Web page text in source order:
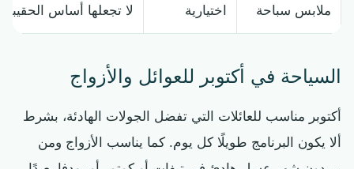
ملابس سباحة اختيارية لا تجعلها أساس
السياحة في أكتوبر للعوائل والأزواج
أكتوبر مناسب للعائلات التي تفضل الجولات الهادئة، بشرط
ألا يكون البرنامج طويلًا كل يوم. كما يناسب الأزواج ومن